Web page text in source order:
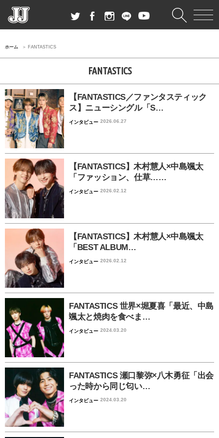
ホーム FANTASTICS
FANTASTICS
【FANTASTICS／ファンタスティック
ス】ニューシングル「S…
インタビュー 2026.06.27
【FANTASTICS】木村慧人×中島颯太
「ファッション、仕草……
インタビュー 2026.02.12
【FANTASTICS】木村慧人×中島颯太
「BEST ALBUM…
インタビュー 2026.02.12
FANTASTICS 世界×堀夏喜「最近、中島
颯太と焼肉を食べま…
インタビュー 2024.03.20
FANTASTICS 瀬口黎弥×八木勇征「出会
った時から同じ匂い…
インタビュー 2024.03.20